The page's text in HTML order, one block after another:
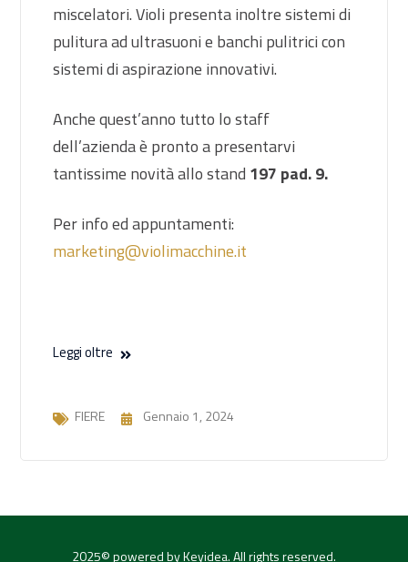
miscelatori. Violi presenta inoltre sistemi di
pulitura ad ultrasuoni e banchi pulitrici con
sistemi di aspirazione innovativi.
Anche quest’anno tutto lo staff
dell’azienda è pronto a presentarvi
tantissime novità allo stand 197 pad. 9.
Per info ed appuntamenti:
marketing@violimacchine.it
Leggi oltre
FIERE Gennaio 1, 2024
2025© powered by Keyidea. All rights reserved.